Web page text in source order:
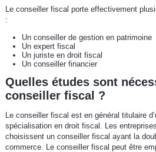
Le conseiller fiscal porte effectivement
:
Un conseiller de gestion en patrimoine
Un expert fiscal
Un juriste en droit fiscal
Un conseiller financier
Quelles études sont
conseiller fiscal ?
Le conseiller fiscal est en général titulaire
spécialisation en droit fiscal. Les
choisissent un conseiller fiscal ayant la
commerce. Le conseiller fiscal peut être